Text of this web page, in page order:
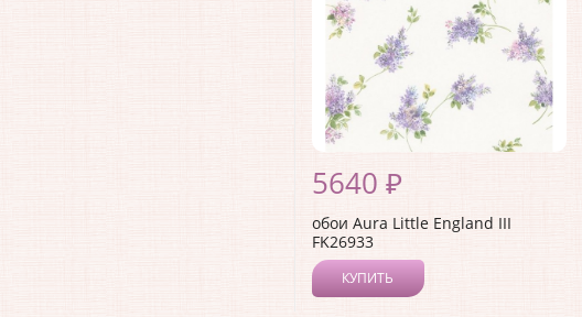
5640 ₽
обои Aura Little England III
FK26933
КУПИТЬ